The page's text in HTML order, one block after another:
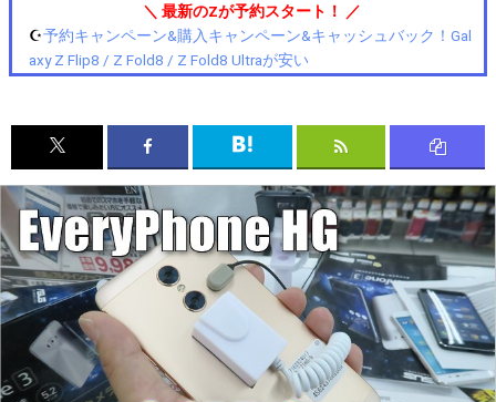
＼ 最新のZが予約スタート！ ／
☪️予約キャンペーン&購入キャンペーン&キャッシュバック！Gal
axy Z Flip8 / Z Fold8 / Z Fold8 Ultraが安い